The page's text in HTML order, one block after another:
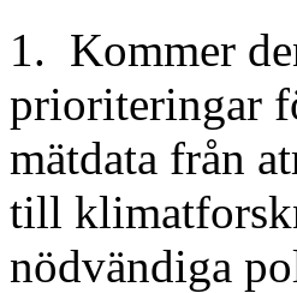
1. Kommer
prioriteringar
mätdata från
till
nödvändiga